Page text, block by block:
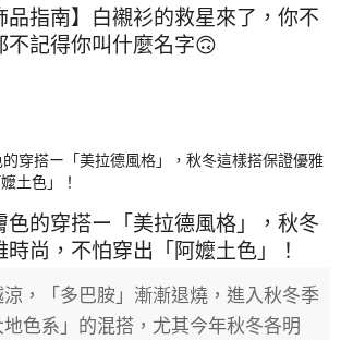
品指南】白襯衫的救星來了，你不
不記得你叫什麼名字🙃
色的穿搭ー「美拉德風格」，秋冬
尚，不怕穿出「阿嬤土色」！
，「多巴胺」漸漸退燒，進入秋冬季
色系」的混搭，尤其今年秋冬各明